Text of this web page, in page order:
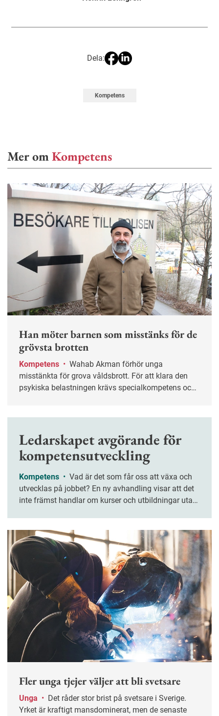
Dela:
Kompetens
Mer omKompetens
Han möter barnen som misstänks för de
grövsta brotten
Kompetens •
misstänkta för grova våldsbrott. För att klara den
psykiska belastningen krävs specialkompetens och
Ledarskapet avgörande för
kompetensutveckling
Kompetens •
utvecklas på jobbet? En ny avhandling visar att det
inte främst handlar om kurser och utbildningar utan
Fler unga tjejer väljer att bli svetsare
Unga •
Yrket är kraftigt mansdominerat, men de senaste